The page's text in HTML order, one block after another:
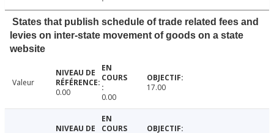
States that publish schedule of trade related fees and
levies on inter-state movement of goods on a state
website
Valeur
0.00
0.00
17.00